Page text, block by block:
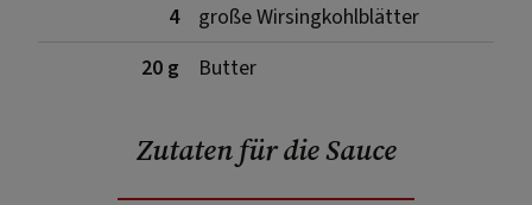
4
große Wirsingkohlblätter
20 g
Butter
Zutaten für die Sauce